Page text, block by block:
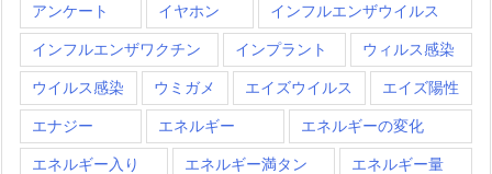
アンケート イヤホン インフルエンザウイルス
インフルエンザワクチン インプラント ウィルス感染
ウイルス感染 ウミガメ エイズウイルス エイズ陽性
エナジー エネルギー エネルギーの変化
エネルギー入り エネルギー満タン エネルギー量